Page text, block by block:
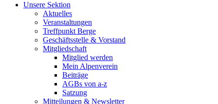
Unsere Sektion
Aktuelles
Veranstaltungen
Treffpunkt Berge
Geschäftsstelle & Vorstand
Mitgliedschaft
Mitglied werden
Mein Alpenverein
Beiträge
AGBs von a-z
Satzung
Mitteilungen & Newsletter